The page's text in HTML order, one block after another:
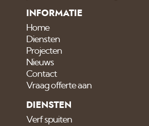
INFORMATIE
Home
Diensten
Projecten
Nieuws
Contact
Vraag offerte aan
DIENSTEN
Verf spuiten